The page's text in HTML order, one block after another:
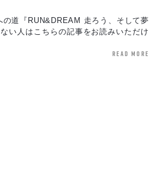
道『RUN&DREAM 走ろう、そして夢
い人はこちらの記事をお読みいただけ
read more